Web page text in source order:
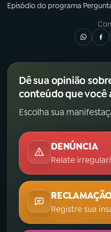
Episódio do programa
Dê sua opinião
conteúdo que você
Escolha sua
DENÚNCIA
Relate
Registre sua